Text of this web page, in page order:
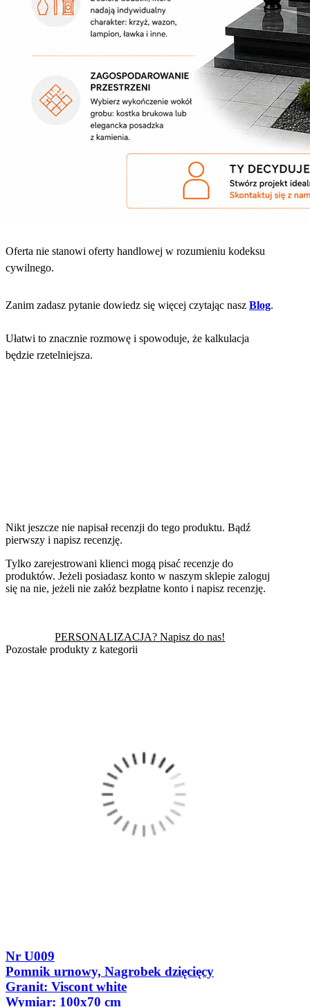
Oferta nie stanowi oferty handlowej w rozumieniu kodeksu
cywilnego.
Zanim zadasz pytanie dowiedz się więcej czytając nasz Blog.
Ułatwi to znacznie rozmowę i spowoduje, że kalkulacja
będzie rzetelniejsza.
Nikt jeszcze nie napisał recenzji do tego produktu. Bądź
pierwszy i napisz recenzję.
Tylko zarejestrowani klienci mogą pisać recenzje do
produktów. Jeżeli posiadasz konto w naszym sklepie zaloguj
się na nie, jeżeli nie załóż bezpłatne konto i napisz recenzję.
PERSONALIZACJA? Napisz do nas!
Pozostałe produkty z kategorii
Nr U009
Pomnik urnowy, Nagrobek dzięcięcy
Granit: Viscont white
Wymiar: 100x70 cm